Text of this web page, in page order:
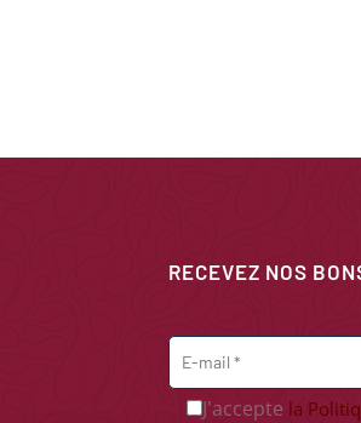
RECEVEZ NOS
J'accepte la